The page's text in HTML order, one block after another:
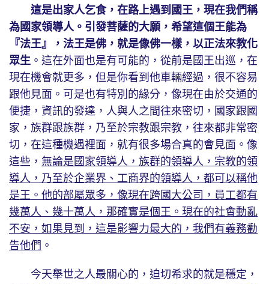
這是出家人乞食，在路上遇到國王，現在我們稱
為國家領導人。引發菩薩的大願，希望這個王能為
『法王』，法王是佛，就是像佛一樣，以正法來教化
眾生 。這在外面也是有可能的，從前是國王出巡，在
現在機會就更多，但是你看到他車輛經過，很不容易
跟他見面。可是也有特別的緣分，像現在由於交通的
便捷，資訊的發達，人與人之間往來密切，國家跟國
家，族群跟族群，乃至於宗教跟宗教，往來都非常密
切，在這種機遇裡面，就有很多場合真的會見面。像
這些， 無論是國家領導人，族群的領導人，宗教的領
導人，乃至於企業界、工商界的領導人，都可以稱他
是王。他的部屬眾多，像現在跨國大公司，員工都有
幾萬人、幾十萬人，那確實是個王。現在的社會動亂
不安，如果見到，這是影響力最大的，我們有義務勸
告他們 。
今天舉世之人最關心的，迫切希求的就是穩定，